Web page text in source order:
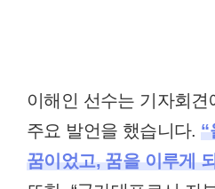
이해인 선수는 기자회
주요 발언을 했습니다.“
꿈이었고, 꿈을 이루게